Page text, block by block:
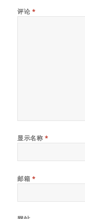
评论 *
显示名称 *
邮箱 *